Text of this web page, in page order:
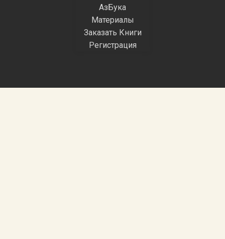
АзБука
Материалы
Заказать Книги
Регистрация